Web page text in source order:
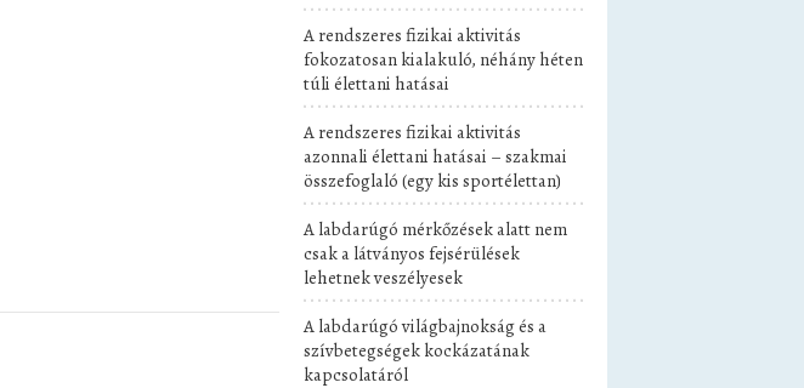
A rendszeres fizikai aktivitás
fokozatosan kialakuló, néhány héten
túli élettani hatásai
A rendszeres fizikai aktivitás
azonnali élettani hatásai – szakmai
összefoglaló (egy kis sportélettan)
A labdarúgó mérkőzések alatt nem
csak a látványos fejsérülések
lehetnek veszélyesek
A labdarúgó világbajnokság és a
szívbetegségek kockázatának
kapcsolatáról